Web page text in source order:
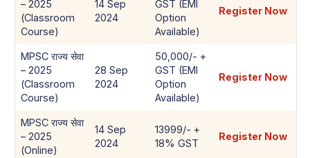
– 2025
(Classroom
Course)
14 Sep
2024
GST (EMI
Option
Available)
Register Now
MPSC राज्य सेवा
– 2025
(Classroom
Course)
28 Sep
2024
50,000/- +
GST (EMI
Option
Available)
Register Now
MPSC राज्य सेवा
– 2025
(Online)
14 Sep
2024
13999/- +
18% GST
Register Now